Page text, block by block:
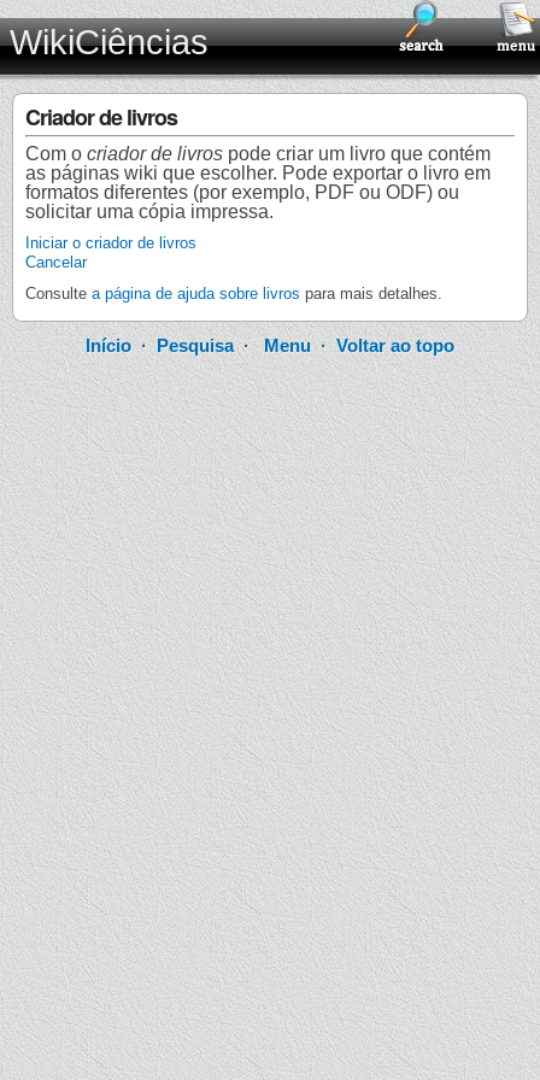
WikiCiências
Criador de livros
Com o criador de livros pode criar um livro que contém
as páginas wiki que escolher. Pode exportar o livro em
formatos diferentes (por exemplo, PDF ou ODF) ou
solicitar uma cópia impressa.
Iniciar o criador de livros
Cancelar
Consulte a página de ajuda sobre livros para mais detalhes.
Início· Pesquisa·Menu · Voltar ao topo